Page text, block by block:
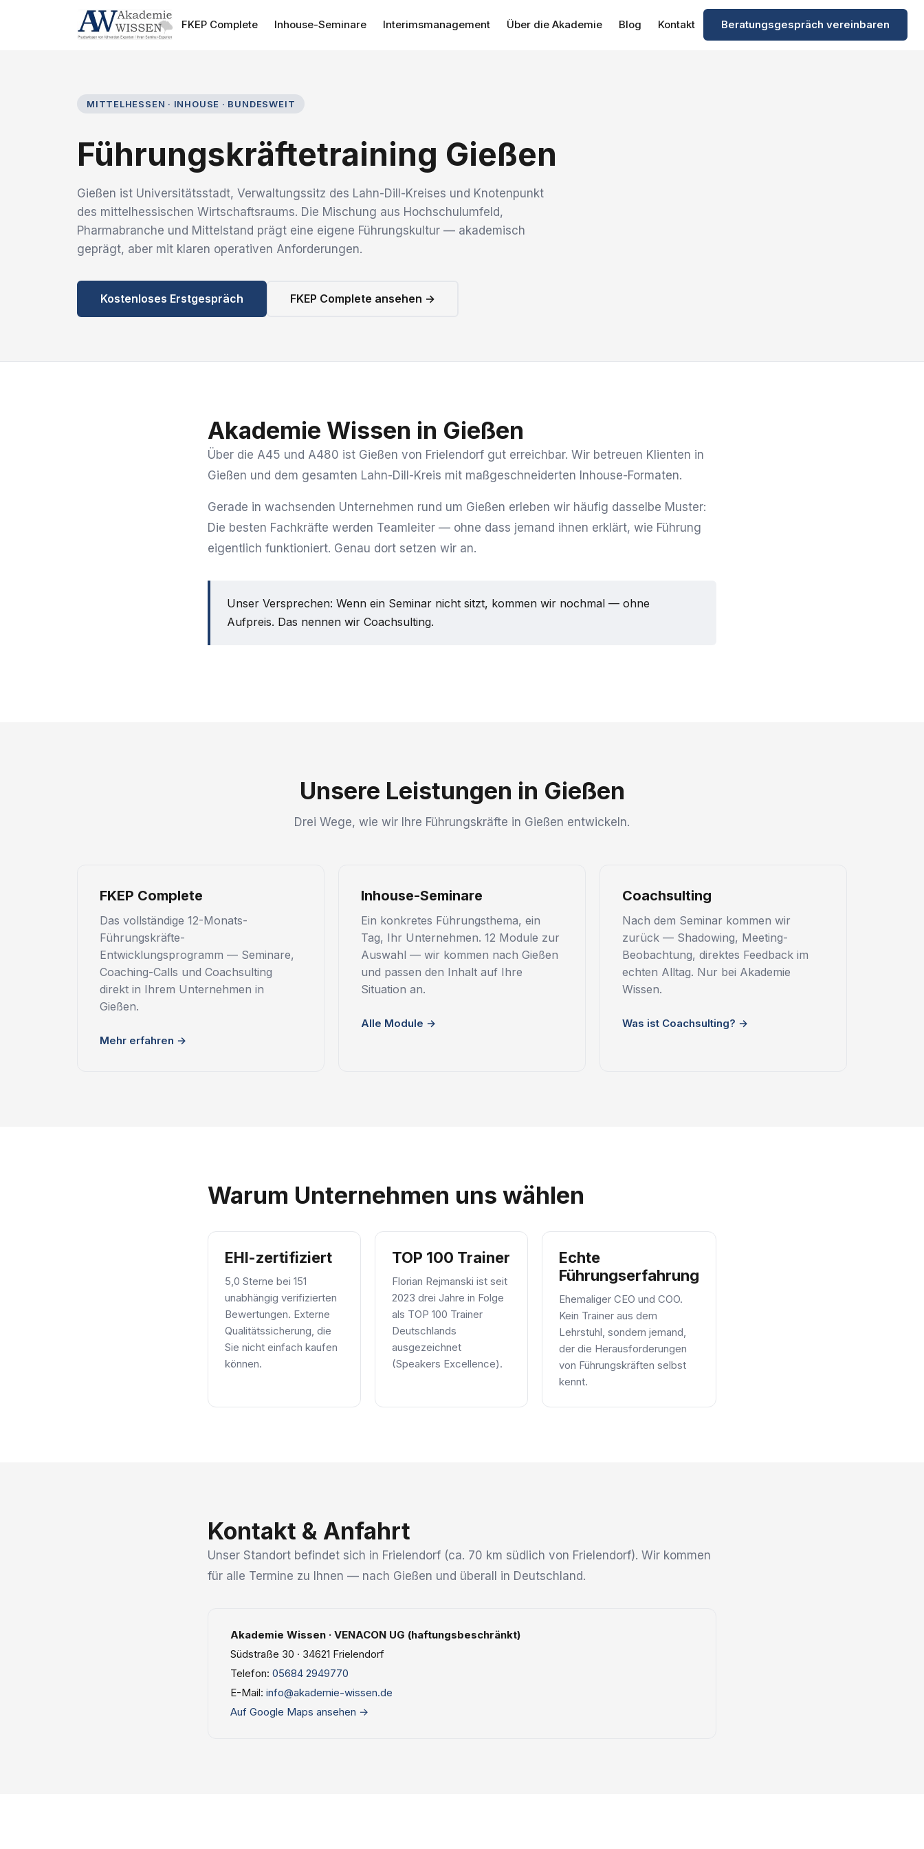
FKEP Complete Inhouse-Seminare Interimsmanagement Über die Akademie Blog Kontakt Beratungsgespräch vereinbaren
MITTELHESSEN · INHOUSE · BUNDESWEIT
Führungskräftetraining Gießen
Gießen ist Universitätsstadt, Verwaltungssitz des Lahn-Dill-Kreises und Knotenpunkt
des mittelhessischen Wirtschaftsraums. Die Mischung aus Hochschulumfeld,
Pharmabranche und Mittelstand prägt eine eigene Führungskultur — akademisch
geprägt, aber mit klaren operativen Anforderungen.
Kostenloses Erstgespräch FKEP Complete ansehen →
Akademie Wissen in Gießen
Über die A45 und A480 ist Gießen von Frielendorf gut erreichbar. Wir betreuen Klienten in
Gießen und dem gesamten Lahn-Dill-Kreis mit maßgeschneiderten Inhouse-Formaten.
Gerade in wachsenden Unternehmen rund um Gießen erleben wir häufig dasselbe Muster:
Die besten Fachkräfte werden Teamleiter — ohne dass jemand ihnen erklärt, wie Führung
eigentlich funktioniert. Genau dort setzen wir an.
Unser Versprechen: Wenn ein Seminar nicht sitzt, kommen wir nochmal — ohne
Aufpreis. Das nennen wir Coachsulting.
Unsere Leistungen in Gießen
Drei Wege, wie wir Ihre Führungskräfte in Gießen entwickeln.
FKEP Complete
Das vollständige 12-Monats-
Führungskräfte-
Entwicklungsprogramm — Seminare,
Coaching-Calls und Coachsulting
direkt in Ihrem Unternehmen in
Gießen.
Mehr erfahren →
Inhouse-Seminare
Ein konkretes Führungsthema, ein
Tag, Ihr Unternehmen. 12 Module zur
Auswahl — wir kommen nach Gießen
und passen den Inhalt auf Ihre
Situation an.
Alle Module →
Coachsulting
Nach dem Seminar kommen wir
zurück — Shadowing, Meeting-
Beobachtung, direktes Feedback im
echten Alltag. Nur bei Akademie
Wissen.
Was ist Coachsulting? →
Warum Unternehmen uns wählen
EHI-zertifiziert
5,0 Sterne bei 151
unabhängig verifizierten
Bewertungen. Externe
Qualitätssicherung, die
Sie nicht einfach kaufen
können.
TOP 100 Trainer
Florian Rejmanski ist seit
2023 drei Jahre in Folge
als TOP 100 Trainer
Deutschlands
ausgezeichnet
(Speakers Excellence).
Echte
Führungserfahrung
Ehemaliger CEO und COO.
Kein Trainer aus dem
Lehrstuhl, sondern jemand,
der die Herausforderungen
von Führungskräften selbst
kennt.
Kontakt & Anfahrt
Unser Standort befindet sich in Frielendorf (ca. 70 km südlich von Frielendorf). Wir kommen
für alle Termine zu Ihnen — nach Gießen und überall in Deutschland.
Akademie Wissen · VENACON UG (haftungsbeschränkt)
Südstraße 30 · 34621 Frielendorf
Telefon: 05684 2949770
E-Mail: info@akademie-wissen.de
Auf Google Maps ansehen →